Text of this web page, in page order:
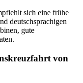
sich eine frühe
deutschsprachigen
gute
von